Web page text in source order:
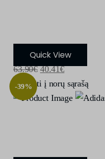
Quick View
63.90€ 40.41€
Įdėti į norų sąrašą
-39%